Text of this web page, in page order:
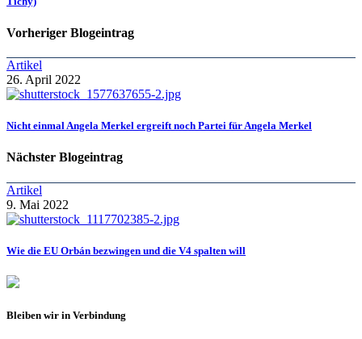
Vorheriger Blogeintrag
Artikel
26. April 2022
Nicht einmal Angela Merkel ergreift noch Partei für Angela Merkel
Nächster Blogeintrag
Artikel
9. Mai 2022
Wie die EU Orbán bezwingen und die V4 spalten will
Bleiben wir in Verbindung